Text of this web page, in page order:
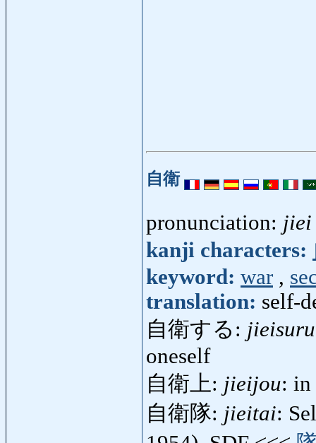
自衛
pronunciation: jiei
kanji characters:
keyword: war ,
translation: self-
自衛する: jieisuru
oneself
自衛上: jieijou: in
自衛隊: jieitai: